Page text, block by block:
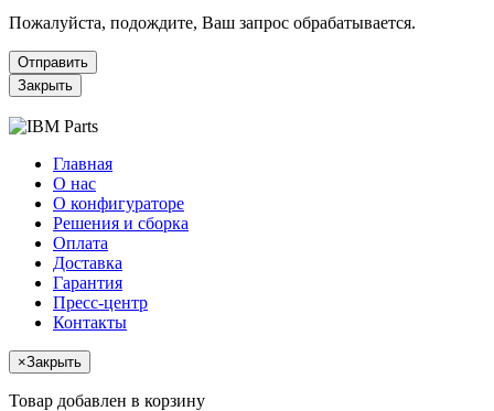
Пожалуйста, подождите, Ваш запрос обрабатывается.
Отправить
Закрыть
Главная
О нас
О конфигураторе
Решения и сборка
Оплата
Доставка
Гарантия
Пресс-центр
Контакты
×Закрыть
Товар добавлен в корзину